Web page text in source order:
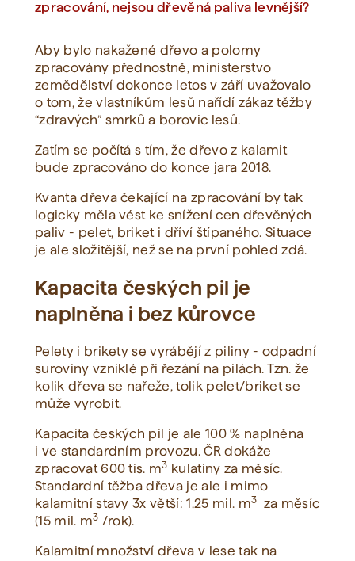
zpracování, nejsou dřevěná paliva levnější?
Aby bylo nakažené dřevo a polomy
zpracovány přednostně, ministerstvo
zemědělství dokonce letos v září uvažovalo
o tom, že vlastníkům lesů nařídí zákaz těžby
“zdravých” smrků a borovic lesů.
Zatím se počítá s tím, že dřevo z kalamit
bude zpracováno do konce jara 2018.
Kvanta dřeva čekající na zpracování by tak
logicky měla vést ke snížení cen dřevěných
paliv - pelet, briket i dříví štípaného. Situace
je ale složitější, než se na první pohled zdá.
Kapacita českých pil je
naplněna i bez kůrovce
Pelety i brikety se vyrábějí z piliny - odpadní
suroviny vzniklé při řezání na pilách. Tzn. že
kolik dřeva se nařeže, tolik pelet/briket se
může vyrobit.
Kapacita českých pil je ale 100 % naplněna
i ve standardním provozu. ČR dokáže
zpracovat 600 tis. m3 kulatiny za měsíc.
Standardní těžba dřeva je ale i mimo
kalamitní stavy 3x větší: 1,25 mil. m3
za měsíc
(15 mil. m3 /rok).
Kalamitní množství dřeva v lese tak na